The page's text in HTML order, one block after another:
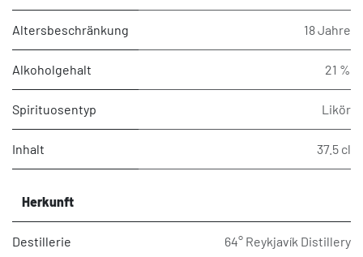
Altersbeschränkung 18 Jahre
Alkoholgehalt 21 %
Spirituosentyp Likör
Inhalt 37.5 cl
Herkunft
Destillerie 64° Reykjavík Distillery